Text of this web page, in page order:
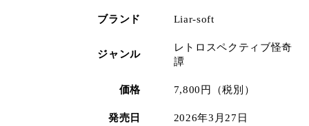
ブランド Liar-soft
ジャンル
レトロスペクティブ怪奇
譚
価格 7,800円（税別）
発売日 2026年3月27日